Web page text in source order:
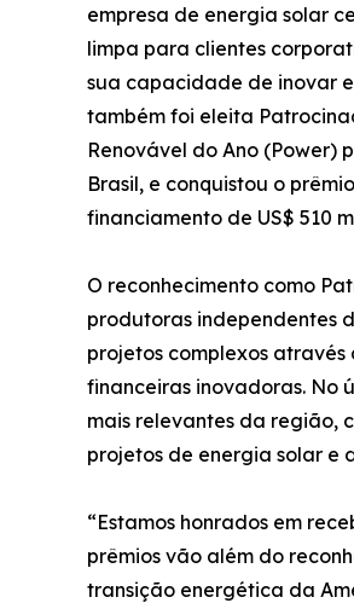
empresa de energia solar
limpa para clientes
sua capacidade de inovar
também foi eleita
Renovável do Ano (Power)
Brasil, e conquistou o
financiamento de US$ 510
O reconhecimento como
produtoras independentes
projetos complexos
financeiras inovadoras. No
mais relevantes da região,
projetos de energia solar e
“Estamos honrados em
prêmios vão além do
transição energética da